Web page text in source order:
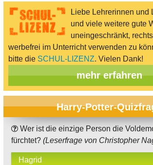
Liebe Lehrerinnen und
und viele weitere gute
uneingeschränkt,
werbefrei im Unterricht verwenden zu
bitte die SCHUL-LIZENZ. Vielen Dank!
mehr erfahren
Harry-Potter-
Wer ist die einzige Person die
fürchtet? (Leserfrage von Christopher
Hagrid